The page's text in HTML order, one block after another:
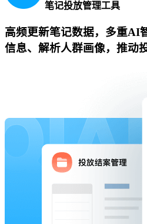
笔记投放管理工具
高频更新笔记数据，多重AI
信息、解析人群画像，推动